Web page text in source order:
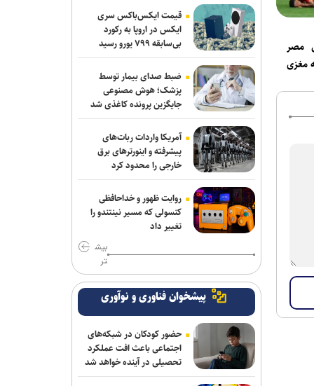
مصر
مغزی
شهربابک حفظ شد
قلعه‌نویی به جلسه هیات رئیسه فدراسیون
فوتبال می‌رود/ تقاضای همکاری از
باشگاه‌ها با تیم جوانان
بازار سرد ستاره‌های ایران؛ طارمی،
جهانبخش و رضاییان بدون پیشنهاد بزرگ
دنیامالی به دعوت رسمی وزیر ورزش
آذربایجان به باکو سفر می‌کند
جدایی قطعی رضاییان از استقلال + عکس
ابهامات یک بیانیه؛ از پاسخ مبهم فیفا در
آراسته و کومار به نساجی پیوستند
آخرین رنکینگ جهانی تیراندازان/ رستمیان
در رده پنجم؛ گل خندان در میان ۲۰ نفر
برتر و صعود چشمگیر چهل امیرانی
استارت درمان نایب‌قهرمان المپیک و جهان
برای شرکت در مسابقات جهانی قزاقستان
قیمت ایکس‌باکس سری
ایکس در اروپا به رکورد
بی‌سابقه ۷۹۹ یورو رسید
ضبط صدای بیمار توسط
پزشک؛ هوش مصنوعی
جایگزین پرونده کاغذی شد
آمریکا واردات ربات‌های
پیشرفته و اینورترهای برق
خارجی را محدود کرد
روایت ظهور و خداحافظی
کنسولی که مسیر نینتندو را
تغییر داد
بیش
تر
پیشخوان فناوری و نوآوری
حضور کودکان در شبکه‌های
اجتماعی باعث افت عملکرد
تحصیلی در آینده خواهد شد